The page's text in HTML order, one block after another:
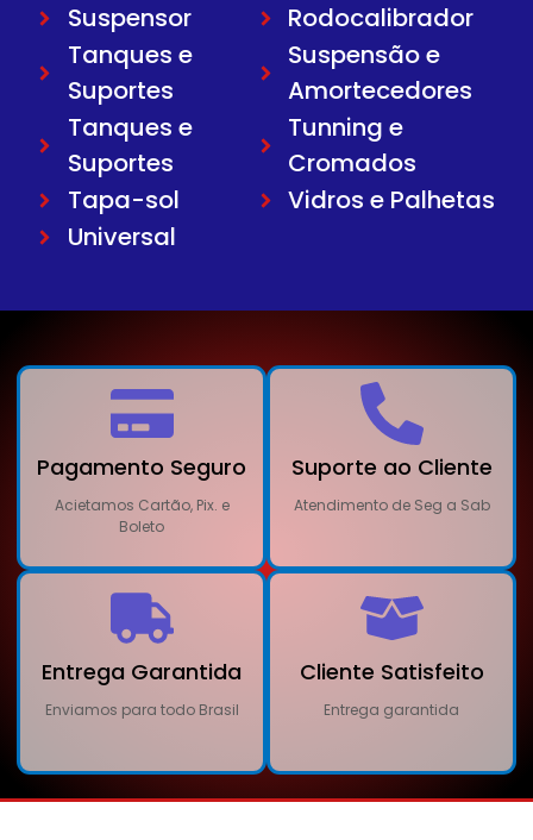
Suspensor
Tanques e
Suportes
Tanques e
Suportes
Tapa-sol
Universal
Rodocalibrador
Suspensão e
Amortecedores
Tunning e
Cromados
Vidros e Palhetas
Pagamento Seguro
Acietamos Cartão, Pix. e
Boleto
Suporte ao Cliente
Atendimento de Seg a Sab
Entrega Garantida
Enviamos para todo Brasil
Cliente Satisfeito
Entrega garantida